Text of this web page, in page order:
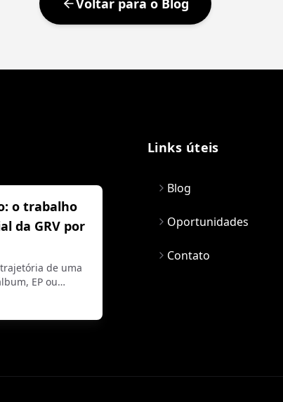
Voltar para o Blog
o trabalho
da GRV por
de uma
EP ou…
Links úteis
Blog
Oportunidades
Contato